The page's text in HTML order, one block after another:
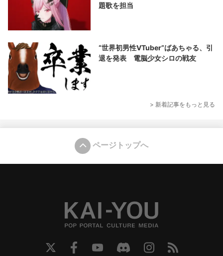
題歌を担当
“世界初男性VTuber”ばあちゃる、引
退を発表 電脳少女シロの戦友
> 新着記事をもっと見る
ページトップへ